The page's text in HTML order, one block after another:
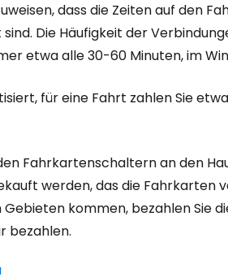
dass die Zeiten auf den
Die Häufigkeit der
etwa alle 30-60 Minuten, im
für eine Fahrt zahlen Sie
Fahrkartenschaltern an den
werden, das die Fahrkarten
Gebieten kommen, bezahlen Sie
bezahlen.